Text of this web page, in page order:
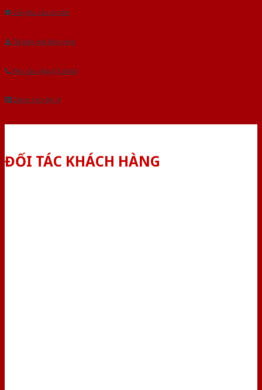
Gửi yêu cầu tư vấn
Tải báo giá tổng hợp
Yêu cầu gọi lại (3 phút)
Dành cho đại lý
ĐỐI TÁC KHÁCH HÀNG